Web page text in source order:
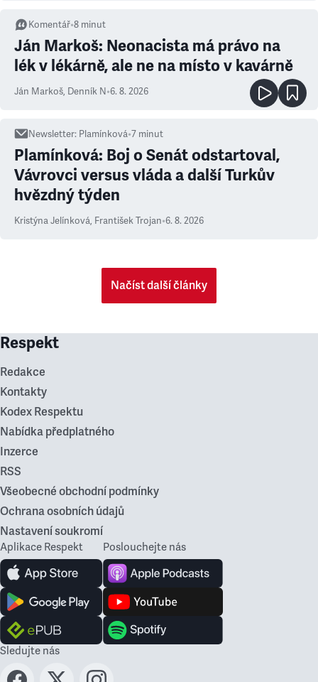
Komentář•8 minut
Ján Markoš: Neonacista má právo na
lék v lékárně, ale ne na místo v kavárně
Ján Markoš, Denník N•6. 8. 2026
Newsletter: Plamínková•7 minut
Plamínková: Boj o Senát odstartoval,
Vávrovci versus vláda a další Turkův
hvězdný týden
Kristýna Jelínková, František Trojan•6. 8. 2026
Načíst další články
Respekt
Redakce
Kontakty
Kodex Respektu
Nabídka předplatného
Inzerce
RSS
Všeobecné obchodní podmínky
Ochrana osobních údajů
Nastavení soukromí
Aplikace Respekt Poslouchejte nás
Sledujte nás